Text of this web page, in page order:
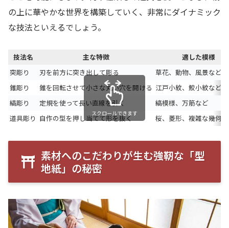
の上に華やかな世界を構築していく、非常にダイナミック
な技法といえるでしょう。
技法名 主な特徴
適した模様
突彫り
刃を前方に突き出して彫る
草花、動物、風景など
錐彫り
錐を回転させて小さな丸い穴を開ける 江戸小紋、鮫小紋など
縞彫り
定規を使って長い直線を引く
縞模様、万筋など
道具彫り 自作の型を押し当てて形を抜く 桜、菱形、複雑な幾何
スクロールできます
素材へのこだわりが生む強靭な「型
地紙」の秘密